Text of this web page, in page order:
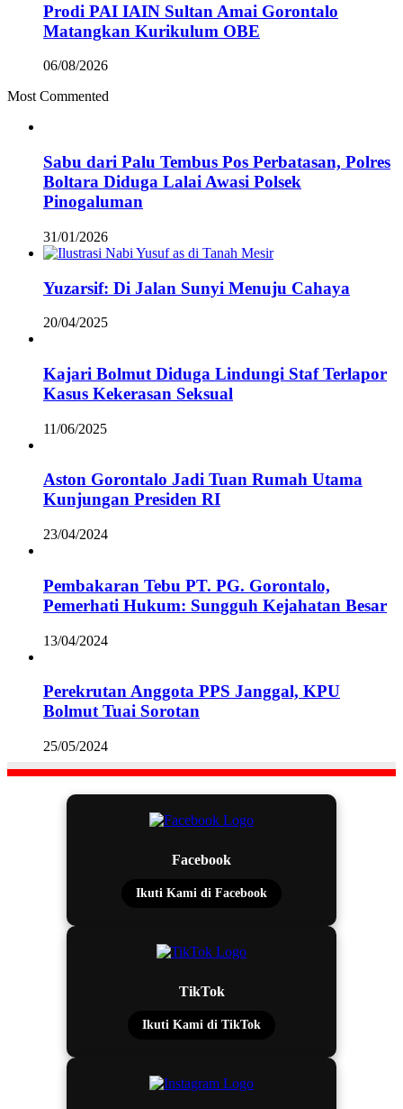
Prodi PAI IAIN Sultan Amai Gorontalo
Matangkan Kurikulum OBE
06/08/2026
Most Commented
Sabu dari Palu Tembus Pos Perbatasan, Polres
Boltara Diduga Lalai Awasi Polsek
Pinogaluman
31/01/2026
Yuzarsif: Di Jalan Sunyi Menuju Cahaya
20/04/2025
Kajari Bolmut Diduga Lindungi Staf Terlapor
Kasus Kekerasan Seksual
11/06/2025
Aston Gorontalo Jadi Tuan Rumah Utama
Kunjungan Presiden RI
23/04/2024
Pembakaran Tebu PT. PG. Gorontalo,
Pemerhati Hukum: Sungguh Kejahatan Besar
13/04/2024
Perekrutan Anggota PPS Janggal, KPU
Bolmut Tuai Sorotan
25/05/2024
Facebook
Ikuti Kami di Facebook
TikTok
Ikuti Kami di TikTok